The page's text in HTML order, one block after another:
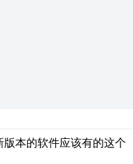
本的软件应该有的这个